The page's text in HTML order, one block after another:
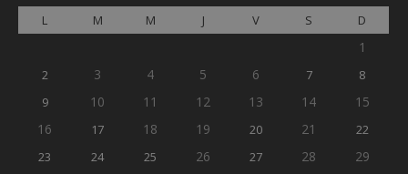
L M M J V S D
1
2 3 4 5 6 7
8
9
10 11 12 13 14
15
16
17 18 19 20 21
22
23
24 25 26 27 28
29